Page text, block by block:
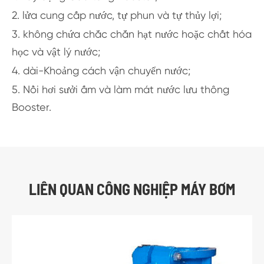
2. lửa cung cấp nước, tự phun và tự thủy lợi;
3. không chứa chắc chắn hạt nước hoặc chất hóa
học và vật lý nước;
4. dài-Khoảng cách vận chuyển nước;
5. Nồi hơi sưởi ấm và làm mát nước lưu thông
Booster.
LIÊN QUAN CÔNG NGHIỆP MÁY BƠM